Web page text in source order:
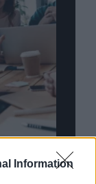
Information
το
του AI
Η
σου